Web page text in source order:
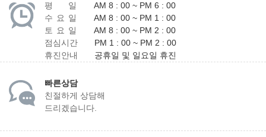
평 일
AM 8 : 00 ~ PM 6 : 00
수 요 일
AM 8 : 00 ~ PM 1 : 00
토 요 일
AM 8 : 00 ~ PM 2 : 00
점심시간
PM 1 : 00 ~ PM 2 : 00
휴진안내
공휴일 및 일요일 휴진
빠른상담
친절하게 상담해
드리겠습니다.